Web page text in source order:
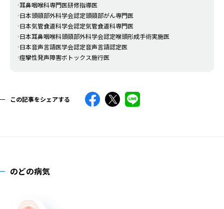
耳鼻咽喉科専門医研修指導医
日本頭頸部外科学会認定頭頸部がん専門医
日本気管食道科学会認定気管食道科専門医
日本耳鼻咽喉科頭頸部外科学会認定喉頭形成手術実施医
日本音声言語医学会認定音声言語認定医
痙攣性発声障害ボトックス施行医
この記事をシェアする
のどの病気